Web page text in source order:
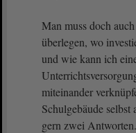
Man muss doch
überlegen, wo
und wie kann ich
miteinander
Schulgebäude
gern zwei Antworten.